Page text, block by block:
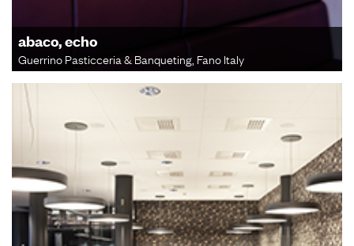
abaco, echo
Guerrino Pasticceria & Banqueting, Fano Italy